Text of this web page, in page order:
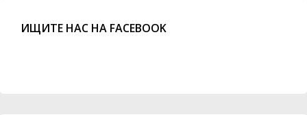
ИЩИТЕ НАС НА FACEBOOK